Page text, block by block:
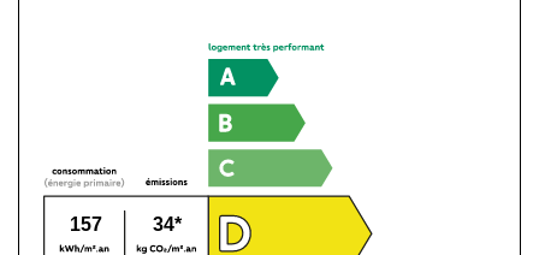
157 34*